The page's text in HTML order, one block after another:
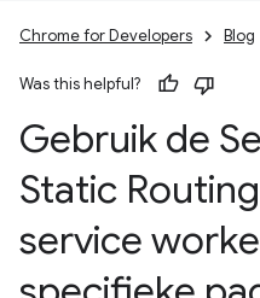
Chrome for Developers Blog
Was this helpful?
Gebruik de
Static
service